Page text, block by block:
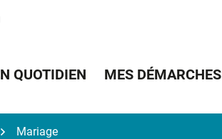
compte Facebook
le compte Instagram
vers le compte Linkedin
QUOTIDIEN MES DÉMARCHES
Mariage